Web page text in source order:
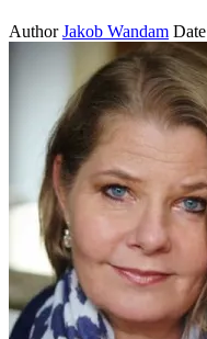
AuthorJakob Wandam Date